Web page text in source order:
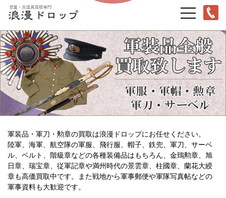
軍装品・軍刀・勲章の買取は浪漫ドロップにお任せください。
陸軍、海軍、航空隊の軍服、飛行服、帽子、鉄兜、軍刀、サーベ
ル、ベルト、階級章などの各種装備品はもちろん、金鵄勲章、旭
日章、瑞宝章、従軍記章や満州時代の景雲章、柱國章、蘭花大綬
章も高価買取中です。また戦地から軍事郵便や軍隊写真帖などの
軍事資料も大歓迎です。